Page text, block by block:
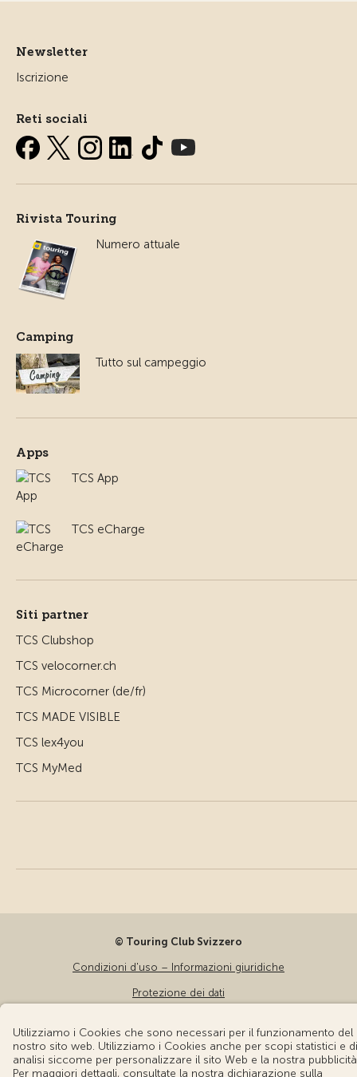
Newsletter
Iscrizione
Reti sociali
Rivista Touring
Numero attuale
Camping
Tutto sul campeggio
Apps
TCS App
TCS eCharge
Siti partner
TCS Clubshop
TCS velocorner.ch
TCS Microcorner (de/fr)
TCS MADE VISIBLE
TCS lex4you
TCS MyMed
© Touring Club Svizzero
Condizioni d'uso – Informazioni giuridiche
Protezione dei dati
v3.56 / Production publish 2